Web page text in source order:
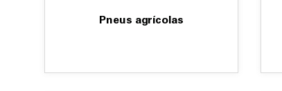
Pneus agrícolas